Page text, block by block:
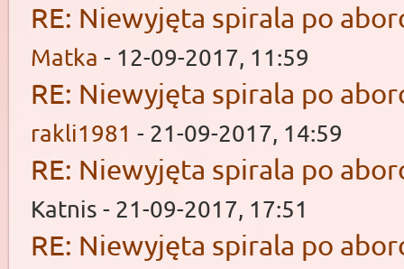
RE: Niewyjęta spirala po
Matka - 12-09-2017, 11:59
RE: Niewyjęta spirala po
rakli1981 - 21-09-2017, 14:59
RE: Niewyjęta spirala po
Katnis - 21-09-2017, 17:51
RE: Niewyjęta spirala po